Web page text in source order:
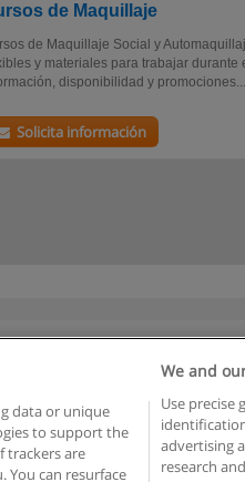
de Maquillaje
de Maquillaje Social y
y materiales para trabajar
disponibilidad y promociones...
Solicita información
Privacidad de
Copyright © Educaedu Business S.L. -
data or unique
to support the
trackers are
You can resurface
We and
Use precise
advertising
research